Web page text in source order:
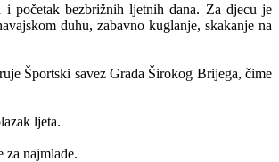
početak bezbrižnih ljetnih dana. Za djecu je
duhu, zabavno kuglanje, skakanje na
Športski savez Grada Širokog Brijega, čime
ljeta.
za najmlađe.